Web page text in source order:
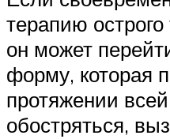
терапию
он может
форму, которая
протяжении
обостряться,